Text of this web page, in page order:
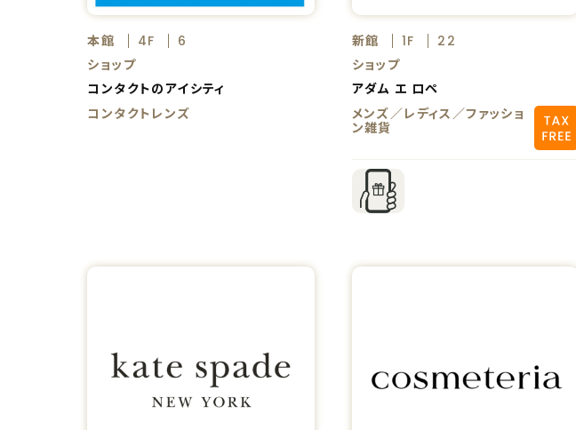
本館 4F
6
ショップ
コンタクトのアイシティ
コンタクトレンズ
新館 1F
22
ショップ
アダム エ ロペ
メンズ／レディス／ファッショ
ン雑貨